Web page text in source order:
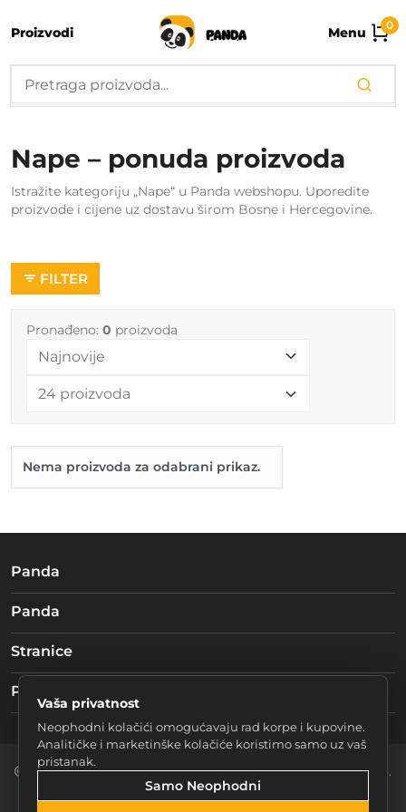
Proizvodi Menu 0
Nape – ponuda proizvoda
Istražite kategoriju „Nape“ u Panda webshopu. Uporedite
proizvode i cijene uz dostavu širom Bosne i Hercegovine.
FILTER
Pronađeno: 0 proizvoda
Nema proizvoda za odabrani prikaz.
Panda
Panda
Stranice
Pratite nas
2026 Braća mučke d.o.o. Sarajevo. Sva prava zadržana.
Vaša privatnost
Neophodni kolačići omogućavaju rad korpe i kupovine.
Analitičke i marketinške kolačiće koristimo samo uz vaš
pristanak.
Samo Neophodni